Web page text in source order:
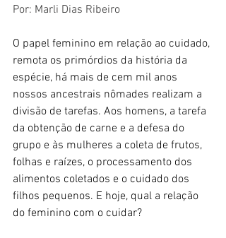
Por: Marli Dias Ribeiro
O papel feminino em relação ao cuidado,
remota os primórdios da história da
espécie, há mais de cem mil anos
nossos ancestrais nômades realizam a
divisão de tarefas. Aos homens, a tarefa
da obtenção de carne e a defesa do
grupo e às mulheres a coleta de frutos,
folhas e raízes, o processamento dos
alimentos coletados e o cuidado dos
filhos pequenos. E hoje, qual a relação
do feminino com o cuidar?